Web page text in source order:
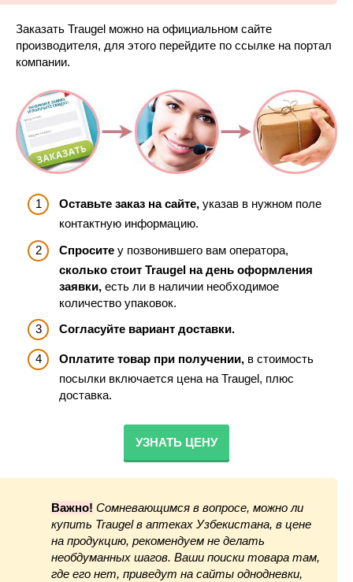
Заказать Traugel можно на официальном сайте
производителя, для этого перейдите по ссылке на портал
компании.
Оставьте заказ на сайте, указав в нужном поле
контактную информацию.
Спросите у позвонившего вам оператора,
сколько стоит Traugel на день оформления
заявки, есть ли в наличии необходимое
количество упаковок.
Согласуйте вариант доставки.
Оплатите товар при получении, в стоимость
посылки включается цена на Traugel, плюс
доставка.
УЗНАТЬ ЦЕНУ
Важно! Сомневающимся в вопросе, можно ли
купить Traugel в аптеках Узбекистана, в цене
на продукцию, рекомендуем не делать
необдуманных шагов. Ваши поиски товара там,
где его нет, приведут на сайты однодневки,